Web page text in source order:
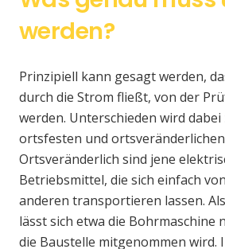
werden?
Prinzipiell kann gesagt werden,
durch die Strom fließt, von der
werden. Unterschieden wird dabei
ortsfesten und
Ortsveränderlich sind jene
Betriebsmittel, die sich einfach
anderen transportieren lassen.
lässt sich etwa die Bohrmaschine
die Baustelle mitgenommen wird.